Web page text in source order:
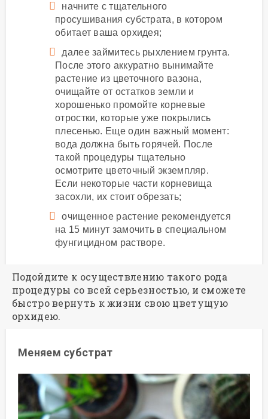
начните с тщательного
просушивания субстрата, в котором
обитает ваша орхидея;
далее займитесь рыхлением грунта.
После этого аккуратно вынимайте
растение из цветочного вазона,
очищайте от остатков земли и
хорошенько промойте корневые
отростки, которые уже покрылись
плесенью. Еще один важный момент:
вода должна быть горячей. После
такой процедуры тщательно
осмотрите цветочный экземпляр.
Если некоторые части корневища
засохли, их стоит обрезать;
очищенное растение рекомендуется
на 15 минут замочить в специальном
фунгицидном растворе.
Подойдите к осуществлению такого рода
процедуры со всей серьезностью, и сможете
быстро вернуть к жизни свою цветущую
орхидею.
Меняем субстрат